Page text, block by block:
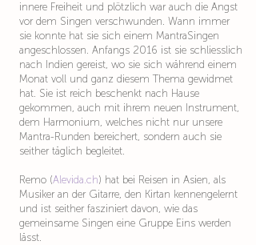
innere Freiheit und plötzlich war auch die Angst
vor dem Singen verschwunden. Wann immer
sie konnte hat sie sich einem MantraSingen
angeschlossen. Anfangs 2016 ist sie schliesslich
nach Indien gereist, wo sie sich während einem
Monat voll und ganz diesem Thema gewidmet
hat. Sie ist reich beschenkt nach Hause
gekommen, auch mit ihrem neuen Instrument,
dem Harmonium, welches nicht nur unsere
Mantra-Runden bereichert, sondern auch sie
seither täglich begleitet.
Remo (Alevida.ch) hat bei Reisen in Asien, als
Musiker an der Gitarre, den Kirtan kennengelernt
und ist seither fasziniert davon, wie das
gemeinsame Singen eine Gruppe Eins werden
lässt.